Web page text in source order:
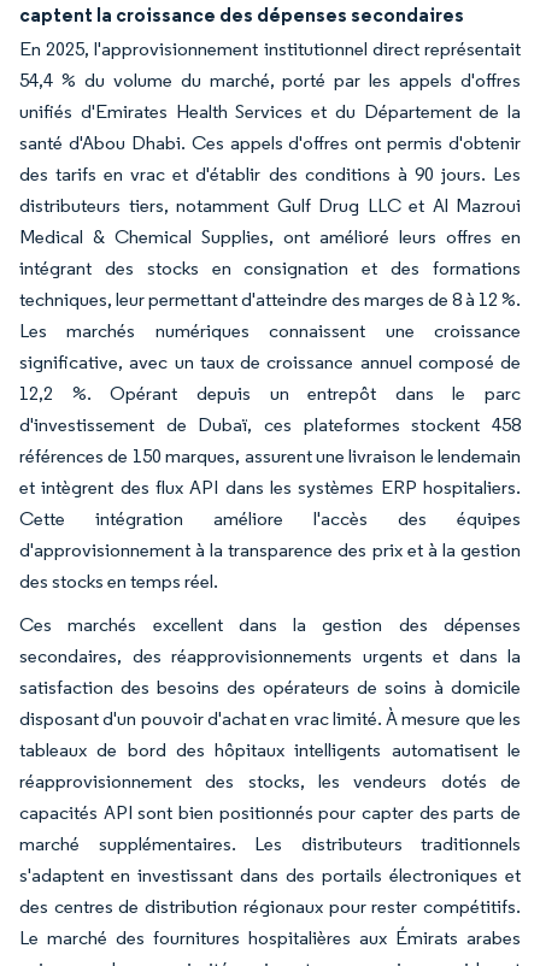
captent la croissance des dépenses secondaires
En 2025, l'approvisionnement institutionnel direct représentait
54,4 % du volume du marché, porté par les appels d'offres
unifiés d'Emirates Health Services et du Département de la
santé d'Abou Dhabi. Ces appels d'offres ont permis d'obtenir
des tarifs en vrac et d'établir des conditions à 90 jours. Les
distributeurs tiers, notamment Gulf Drug LLC et Al Mazroui
Medical & Chemical Supplies, ont amélioré leurs offres en
intégrant des stocks en consignation et des formations
techniques, leur permettant d'atteindre des marges de 8 à 12 %.
Les marchés numériques connaissent une croissance
significative, avec un taux de croissance annuel composé de
12,2 %. Opérant depuis un entrepôt dans le parc
d'investissement de Dubaï, ces plateformes stockent 458
références de 150 marques, assurent une livraison le lendemain
et intègrent des flux API dans les systèmes ERP hospitaliers.
Cette intégration améliore l'accès des équipes
d'approvisionnement à la transparence des prix et à la gestion
des stocks en temps réel.
Ces marchés excellent dans la gestion des dépenses
secondaires, des réapprovisionnements urgents et dans la
satisfaction des besoins des opérateurs de soins à domicile
disposant d'un pouvoir d'achat en vrac limité. À mesure que les
tableaux de bord des hôpitaux intelligents automatisent le
réapprovisionnement des stocks, les vendeurs dotés de
capacités API sont bien positionnés pour capter des parts de
marché supplémentaires. Les distributeurs traditionnels
s'adaptent en investissant dans des portails électroniques et
des centres de distribution régionaux pour rester compétitifs.
Le marché des fournitures hospitalières aux Émirats arabes